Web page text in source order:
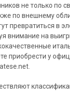
не только по
по внешнему
превратиться в
внимание на
приобрести у